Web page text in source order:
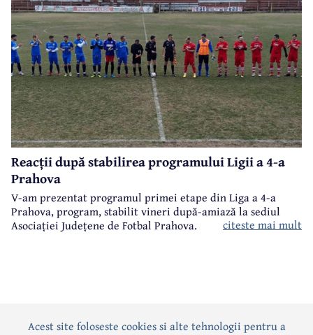
Reacții după stabilirea programului Ligii a 4-a
Prahova
V-am prezentat programul primei etape din Liga a 4-a
Prahova, program, stabilit vineri după-amiază la sediul
Asociației Județene de Fotbal Prahova.
citeste mai mult
Acest site foloseste cookies si alte tehnologii pentru a